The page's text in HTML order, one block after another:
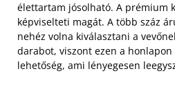
élettartam jósolható. A prémium
képviselteti magát. A több száz
nehéz volna kiválasztani a
darabot, viszont ezen a
lehetőség, ami lényegesen